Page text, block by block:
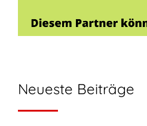
Neueste Beiträge